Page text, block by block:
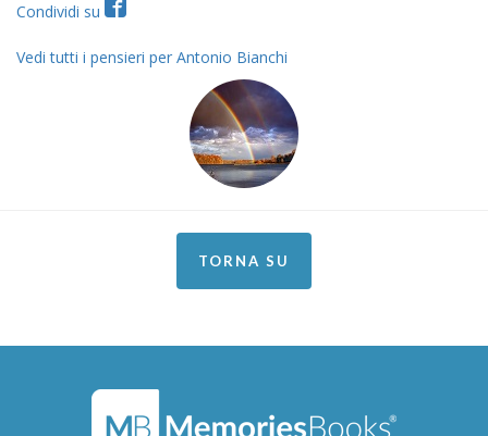
Condividi su
Vedi tutti i pensieri per Antonio Bianchi
TORNA SU